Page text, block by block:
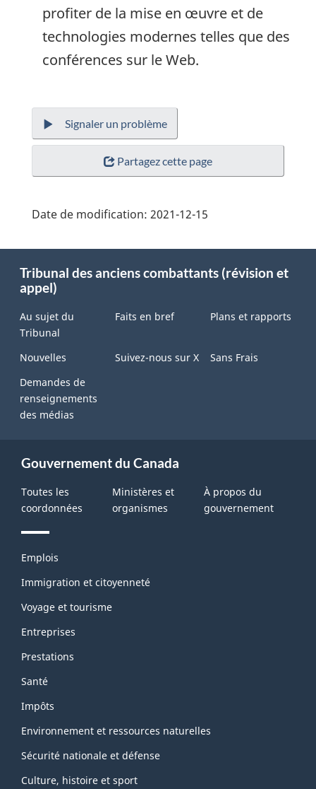
profiter de la mise en œuvre et de
technologies modernes telles que des
conférences sur le Web.
Signaler un problème
Partagez cette page
Date de modification: 2021-12-15
this
site
Tribunal des anciens combattants (révision et
appel)
Au sujet du
Tribunal
Faits en bref Plans et rapports
Nouvelles Suivez-nous sur X
Sans Frais
Demandes de
renseignements
des médias
Gouvernement du Canada
Toutes les
coordonnées
Ministères et
organismes
À propos du
gouvernement
Thèmes
sujets
Emplois
Immigration et citoyenneté
Voyage et tourisme
Entreprises
Prestations
Santé
Impôts
Environnement et ressources naturelles
Sécurité nationale et défense
Culture, histoire et sport